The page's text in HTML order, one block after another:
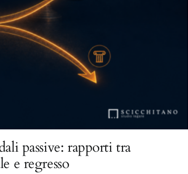
passive: rapporti tra
e regresso